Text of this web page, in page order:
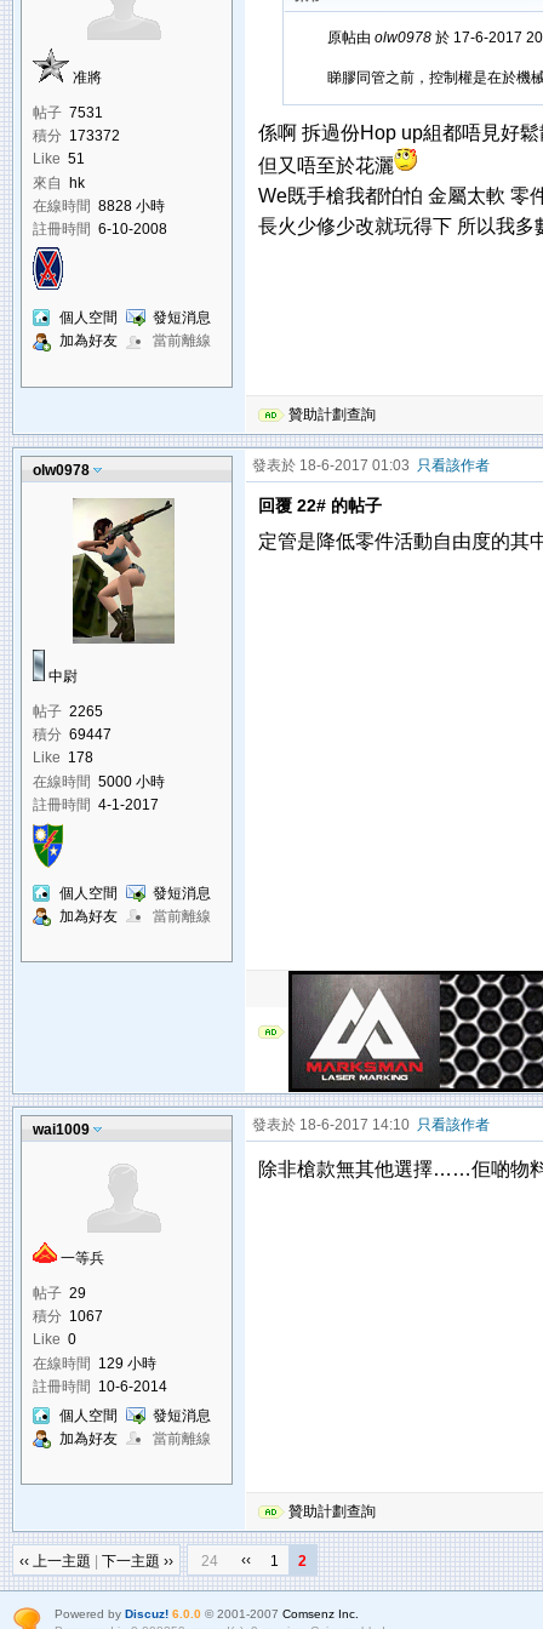
准將
帖子 7531
積分 173372
Like 51
來自 hk
在線時間 8828 小時
註冊時間 6-10-2008
個人空間
發短消息
加為好友
當前離線
原帖由 olw0978於 17-6-2017
睇膠同管之前，控制權是在於機
係啊 拆過份Hop up組都唔見好
但又唔至於花灑
We既手槍我都怕怕 金屬太軟 零
長火少修少改就玩得下 所以我多
贊助計劃查詢
olw0978
中尉
帖子 2265
積分 69447
Like 178
在線時間 5000 小時
註冊時間 4-1-2017
個人空間
發短消息
加為好友
當前離線
發表於 18-6-2017 01:03 只看該作者
回覆 22# 的帖子
定管是降低零件活動自由度的其
wai1009
一等兵
帖子 29
積分 1067
Like 0
在線時間 129 小時
註冊時間 10-6-2014
個人空間
發短消息
加為好友
當前離線
發表於 18-6-2017 14:10 只看該作者
除非槍款無其他選擇……佢啲物
贊助計劃查詢
‹‹ 上一主題 下一主題 ›› 24 ‹‹ 1 2
Powered by Discuz! 6.0.0© 2001-2007 Comsenz Inc.